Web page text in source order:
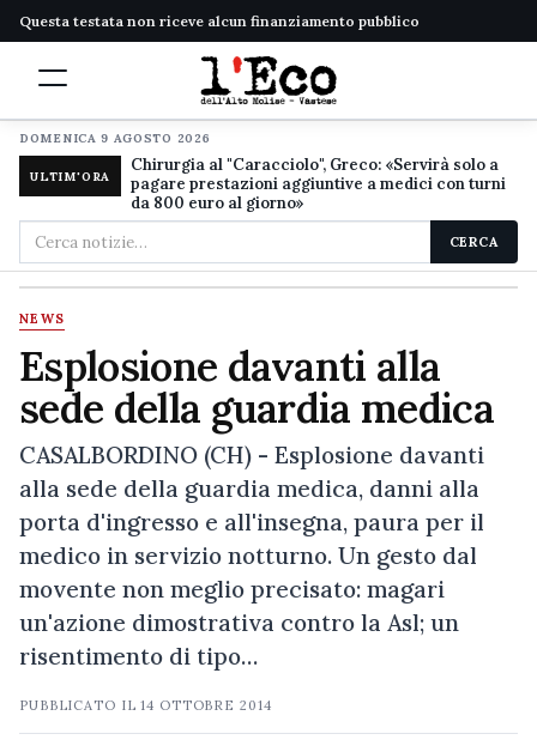
Questa testata non riceve alcun finanziamento pubblico
DOMENICA 9 AGOSTO 2026
ULTIM'ORA
Chirurgia al "Caracciolo", Greco: «Servirà solo a
pagare prestazioni aggiuntive a medici con turni
da 800 euro al giorno»
Cerca
nel
sito
CERCA
NEWS
Esplosione davanti alla
sede della guardia medica
CASALBORDINO (CH) - Esplosione davanti
alla sede della guardia medica, danni alla
porta d'ingresso e all'insegna, paura per il
medico in servizio notturno. Un gesto dal
movente non meglio precisato: magari
un'azione dimostrativa contro la Asl; un
risentimento di tipo…
PUBBLICATO IL14 OTTOBRE 2014